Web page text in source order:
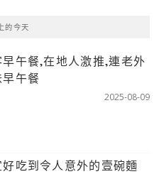
的今天
午餐,在地人激推,連老外
午餐
2025-08-09
吃到令人意外的壹碗麵